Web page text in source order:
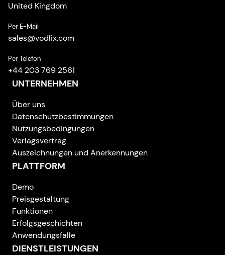
United Kingdom
Per E-Mail
sales@vodlix.com
Per Telefon
+44 203 769 2561
UNTERNEHMEN
Über uns
Datenschutzbestimmungen
Nutzungsbedingungen
Verlagsvertrag
Auszeichnungen und Anerkennungen
PLATTFORM
Demo
Preisgestaltung
Funktionen
Erfolgsgeschichten
Anwendungsfälle
DIENSTLEISTUNGEN